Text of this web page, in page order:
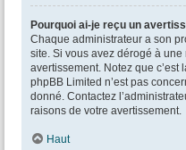
Pourquoi ai-je reçu un
Chaque administrateur a son
site. Si vous avez dérogé à
avertissement. Notez que c’est
phpBB Limited n’est pas
donné. Contactez
raisons de votre avertissement.
Haut